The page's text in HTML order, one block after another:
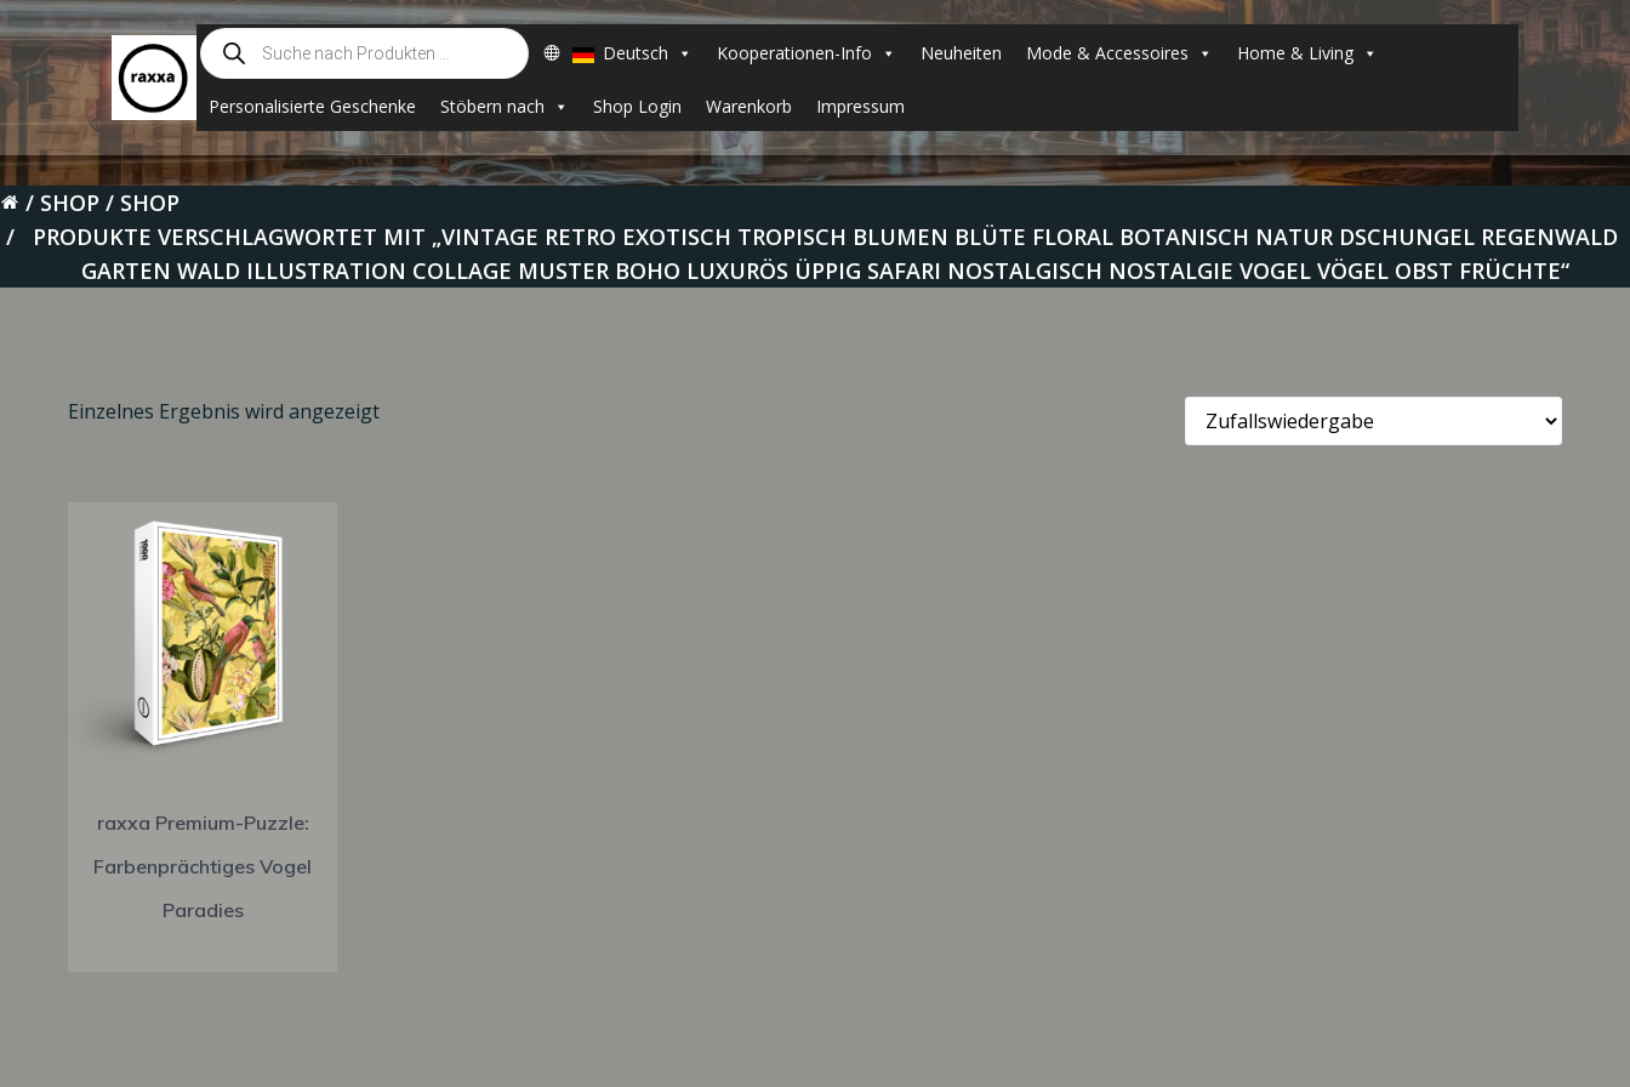
Zum
Inhalt
springen
Suche
nach
Produkten
Deutsch Kooperationen-Info Neuheiten Mode & Accessoires Home & Living
Personalisierte Geschenke Stöbern nach Shop Login Warenkorb Impressum
SHOP
SHOP
PRODUKTE VERSCHLAGWORTET MIT „VINTAGE RETRO EXOTISCH TROPISCH BLUMEN BLÜTE FLORAL BOTANISCH NATUR DSCHUNGEL REGENWALD
GARTEN WALD ILLUSTRATION COLLAGE MUSTER BOHO LUXURÖS ÜPPIG SAFARI NOSTALGISCH NOSTALGIE VOGEL VÖGEL OBST FRÜCHTE“
Einzelnes Ergebnis wird angezeigt
raxxa Premium-Puzzle:
Farbenprächtiges Vogel
Paradies